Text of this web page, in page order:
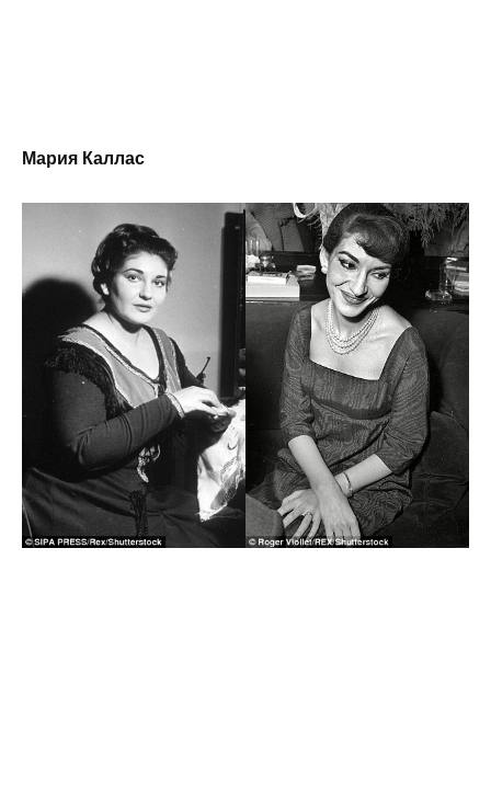
Мария Каллас